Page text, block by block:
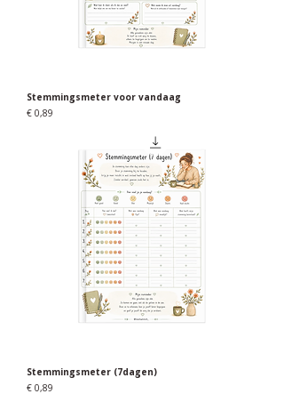
Stemmingsmeter voor vandaag
Prijs
€ 0,89
Stemmingsmeter (7dagen)
Prijs
€ 0,89